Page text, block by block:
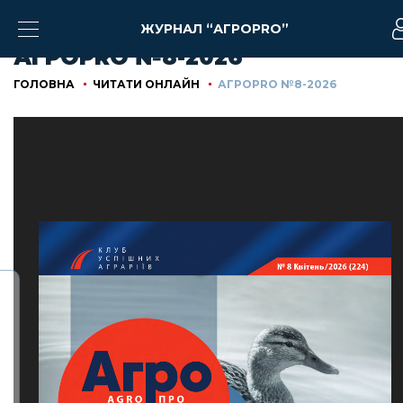
ЖУРНАЛ “АГРОPRO”
АГРОPRO №8-2026
ГОЛОВНА ЧИТАТИ ОНЛАЙН АГРОPRO №8-2026